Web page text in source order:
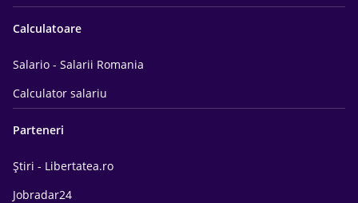
Calculatoare
Salario - Salarii Romania
Calculator salariu
Parteneri
Știri - Libertatea.ro
Jobradar24